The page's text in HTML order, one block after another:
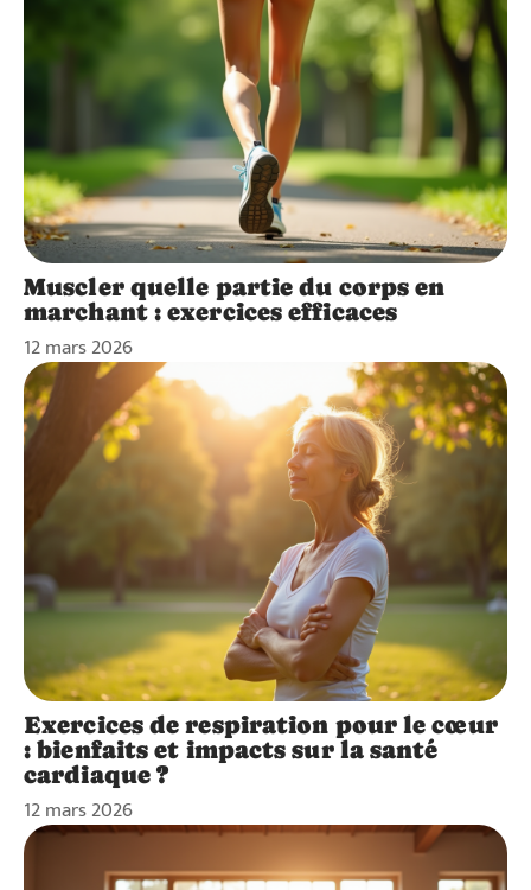
Muscler quelle partie du corps en
marchant : exercices efficaces
12 mars 2026
Exercices de respiration pour le cœur
: bienfaits et impacts sur la santé
cardiaque ?
12 mars 2026